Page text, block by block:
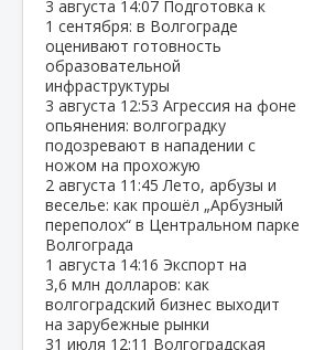
3 августа 14:07 Подготовка к
1 сентября: в Волгограде
оценивают готовность
образовательной
инфраструктуры
3 августа 12:53 Агрессия на фоне
опьянения: волгоградку
подозревают в нападении с
ножом на прохожую
2 августа 11:45Лето, арбузы и
веселье: как прошёл „Арбузный
переполох“ в Центральном парке
Волгограда
1 августа 14:16 Экспорт на
3,6 млн долларов: как
волгоградский бизнес выходит
на зарубежные рынки
31 июля 12:11 Волгоградская